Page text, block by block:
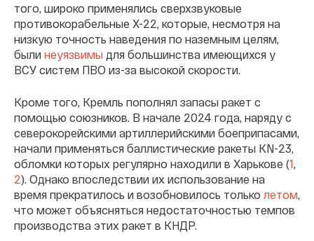
того, широко применялись сверхзвуковые
противокорабельные Х-22, которые, несмотря на
низкую точность наведения по наземным целям,
были неуязвимы для большинства имеющихся у
ВСУ систем ПВО из-за высокой скорости.
Кроме того, Кремль пополнял запасы ракет с
помощью союзников. В начале 2024 года, наряду с
северокорейскими артиллерийскими боеприпасами,
начали применяться баллистические ракеты KN-23,
обломки которых регулярно находили в Харькове (1
2). Однако впоследствии их использование на
время прекратилось и возобновилось только летом
что может объясняться недостаточностью темпов
производства этих ракет в КНДР.